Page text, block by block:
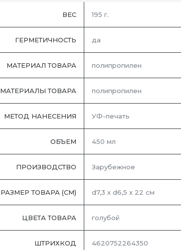
ВЕС 195 г.
ГЕРМЕТИЧНОСТЬ да
МАТЕРИАЛ ТОВАРА полипропилен
МАТЕРИАЛЫ ТОВАРА полипропилен
МЕТОД НАНЕСЕНИЯ УФ-печать
ОБЪЕМ 450 мл
ПРОИЗВОДСТВО Зарубежное
РАЗМЕР ТОВАРА (СМ) d7,3 х d6,5 х 22 см
ЦВЕТА ТОВАРА голубой
ШТРИХКОД 4620752264350